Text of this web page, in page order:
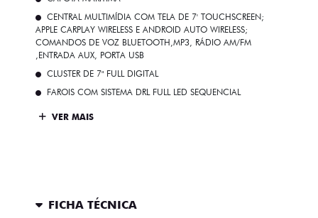
CENTRAL MULTIMÍDIA COM TELA DE 7' TOUCHSCREEN;
APPLE CARPLAY WIRELESS E ANDROID AUTO WIRELESS;
COMANDOS DE VOZ BLUETOOTH,MP3, RÁDIO AM/FM
,ENTRADA AUX, PORTA USB
CLUSTER DE 7" FULL DIGITAL
FAROIS COM SISTEMA DRL FULL LED SEQUENCIAL
VER MAIS
FICHA TÉCNICA